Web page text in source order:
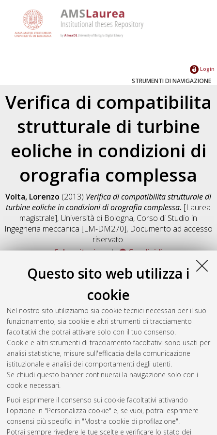
Questo sito web utilizza i
cookie
Nel nostro sito utilizziamo sia cookie tecnici necessari per il suo
funzionamento, sia cookie e altri strumenti di tracciamento
facoltativi che potrai attivare solo con il tuo consenso.
Cookie e altri strumenti di tracciamento facoltativi sono usati per
analisi statistiche, misure sull'efficacia della comunicazione
istituzionale e analisi dei comportamenti degli utenti.
Se chiudi questo banner continuerai la navigazione solo con i
cookie necessari.
Puoi esprimere il consenso sui cookie facoltativi attivando
l'opzione in "Personalizza cookie" e, se vuoi, potrai esprimere
consensi più specifici in "Mostra cookie di profilazione".
Potrai sempre rivedere le tue scelte e verificare lo stato dei
Login
STRUMENTI DI NAVIGAZIONE
Verifica di compatibilita
strutturale di turbine
eoliche in condizioni di
orografia complessa
Volta, Lorenzo (2013) Verifica di compatibilita strutturale di
turbine eoliche in condizioni di orografia complessa. [Laurea
magistrale], Università di Bologna, Corso di Studio in
Ingegneria meccanica [LM-DM270], Documento ad accesso
riservato.
Salva citazione
Condividi
Documenti full-text disponibili:
Documento PDF
Full-text non accessibile
Download (4MB)|Contatta l'autore
Altri metadati
Gestione del documento:
Atom
Rss 1.0